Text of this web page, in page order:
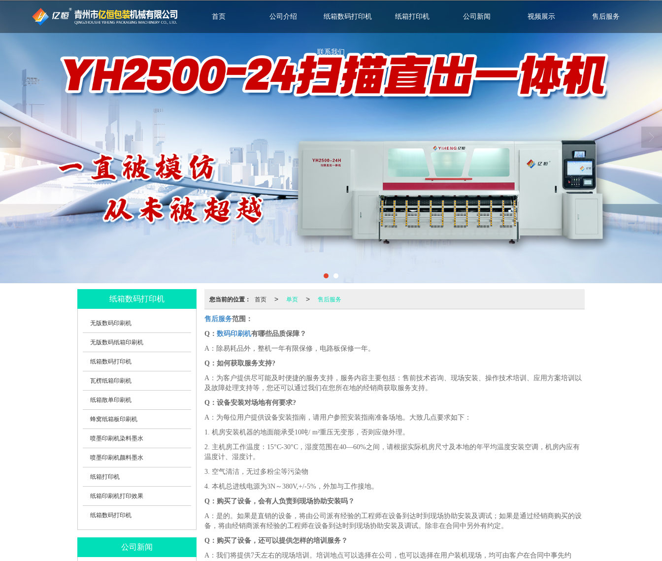
很遗憾，因您的浏览器版本过低导致无法获得最佳浏览体验，推荐下载安装谷歌浏览器！
首页 公司介绍 纸箱数码打印机 纸箱打印机 公司新闻 视频展示 售后服务
联系我们
您当前的位置： 首页 > 单页 > 售后服务
售后服务范围：
Q： 数码印刷机有哪些品质保障？
A：除易耗品外，整机一年有限保修，电路板保修一年。
Q：如何获取服务支持?
A：为客户提供尽可能及时便捷的服务支持，服务内容主要包括：售前技术咨询、现场安装、操作技术培训、应用方案培训以
及故障处理支持等，您还可以通过我们在您所在地的经销商获取服务支持。
Q：设备安装对场地有何要求?
A：为每位用户提供设备安装指南，请用户参照安装指南准备场地。大致几点要求如下：
1. 机房安装机器的地面能承受10吨/ m²重压无变形，否则应做外理。
2. 主机房工作温度：15°C-30°C，湿度范围在40—60%之间，请根据实际机房尺寸及本地的年平均温度安装空调，机房内应有
温度计、湿度计。
3. 空气清洁，无过多粉尘等污染物
4. 本机总进线电源为3N～380V,+/-5%，外加与工作接地。
Q：购买了设备，会有人负责到现场协助安装吗？
A：是的。如果是直销的设备，将由公司派有经验的工程师在设备到达时到现场协助安装及调试；如果是通过经销商购买的设
备，将由经销商派有经验的工程师在设备到达时到现场协助安装及调试。除非在合同中另外有约定。
Q：购买了设备，还可以提供怎样的培训服务？
A：我们将提供7天左右的现场培训。培训地点可以选择在公司，也可以选择在用户装机现场，均可由客户在合同中事先约
纸箱数码打印机
无版数码印刷机
无版数码纸箱印刷机
纸箱数码打印机
瓦楞纸箱印刷机
纸箱散单印刷机
蜂窝纸箱板印刷机
喷墨印刷机染料墨水
喷墨印刷机颜料墨水
纸箱打印机
纸箱印刷机打印效果
纸箱数码打印机
公司新闻